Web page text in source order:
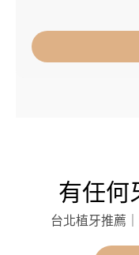
有任何
台北植牙推薦